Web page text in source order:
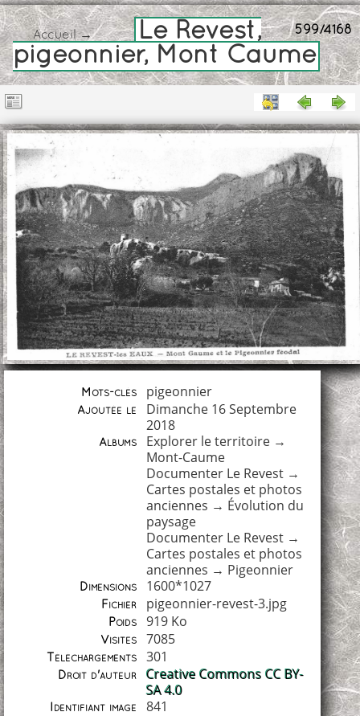
599/4168
Accueil→
Le Revest,
pigeonnier, Mont Caume
Mots-clés pigeonnier
Ajoutée le
Dimanche 16 Septembre
2018
Albums Explorer le territoire→
Mont-Caume
Documenter Le Revest→
Cartes postales et photos
anciennes → Évolution du
paysage
Documenter Le Revest→
Cartes postales et photos
anciennes → Pigeonnier
Dimensions 1600*1027
Fichier pigeonnier-revest-3.jpg
Poids 919 Ko
Visites 7085
Téléchargements 301
Droit d'auteur
Creative Commons CC BY-
SA 4.0
Identifiant image 841